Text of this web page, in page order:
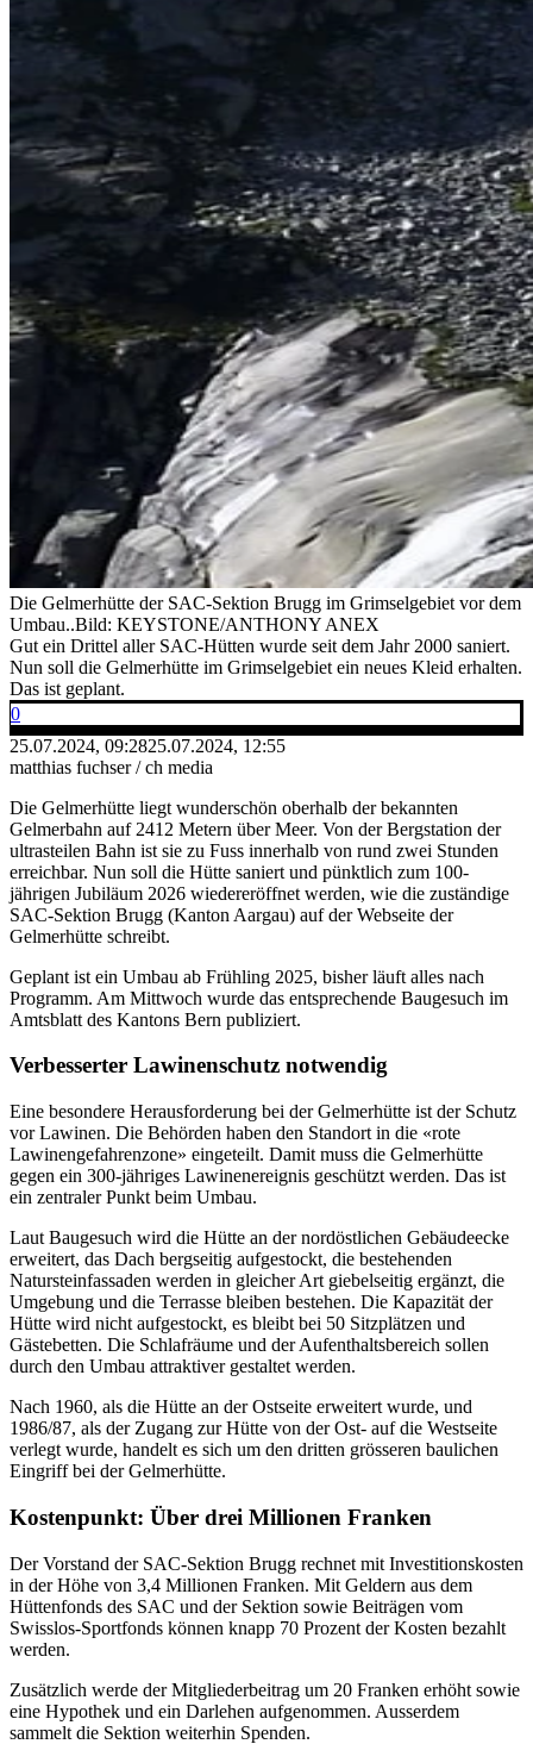
Die Gelmerhütte der SAC-Sektion Brugg im Grimselgebiet vor dem
Umbau..Bild: KEYSTONE/ANTHONY ANEX
Gut ein Drittel aller SAC-Hütten wurde seit dem Jahr 2000 saniert.
Nun soll die Gelmerhütte im Grimselgebiet ein neues Kleid erhalten.
Das ist geplant.
0
25.07.2024, 09:2825.07.2024, 12:55
matthias fuchser / ch media
Die Gelmerhütte liegt wunderschön oberhalb der bekannten
Gelmerbahn auf 2412 Metern über Meer. Von der Bergstation der
ultrasteilen Bahn ist sie zu Fuss innerhalb von rund zwei Stunden
erreichbar. Nun soll die Hütte saniert und pünktlich zum 100-
jährigen Jubiläum 2026 wiedereröffnet werden, wie die zuständige
SAC-Sektion Brugg (Kanton Aargau) auf der Webseite der
Gelmerhütte schreibt.
Geplant ist ein Umbau ab Frühling 2025, bisher läuft alles nach
Programm. Am Mittwoch wurde das entsprechende Baugesuch im
Amtsblatt des Kantons Bern publiziert.
Verbesserter Lawinenschutz notwendig
Eine besondere Herausforderung bei der Gelmerhütte ist der Schutz
vor Lawinen. Die Behörden haben den Standort in die «rote
Lawinengefahrenzone» eingeteilt. Damit muss die Gelmerhütte
gegen ein 300-jähriges Lawinenereignis geschützt werden. Das ist
ein zentraler Punkt beim Umbau.
Laut Baugesuch wird die Hütte an der nordöstlichen Gebäudeecke
erweitert, das Dach bergseitig aufgestockt, die bestehenden
Natursteinfassaden werden in gleicher Art giebelseitig ergänzt, die
Umgebung und die Terrasse bleiben bestehen. Die Kapazität der
Hütte wird nicht aufgestockt, es bleibt bei 50 Sitzplätzen und
Gästebetten. Die Schlafräume und der Aufenthaltsbereich sollen
durch den Umbau attraktiver gestaltet werden.
Nach 1960, als die Hütte an der Ostseite erweitert wurde, und
1986/87, als der Zugang zur Hütte von der Ost- auf die Westseite
verlegt wurde, handelt es sich um den dritten grösseren baulichen
Eingriff bei der Gelmerhütte.
Kostenpunkt: Über drei Millionen Franken
Der Vorstand der SAC-Sektion Brugg rechnet mit Investitionskosten
in der Höhe von 3,4 Millionen Franken. Mit Geldern aus dem
Hüttenfonds des SAC und der Sektion sowie Beiträgen vom
Swisslos-Sportfonds können knapp 70 Prozent der Kosten bezahlt
werden.
Zusätzlich werde der Mitgliederbeitrag um 20 Franken erhöht sowie
eine Hypothek und ein Darlehen aufgenommen. Ausserdem
sammelt die Sektion weiterhin Spenden.